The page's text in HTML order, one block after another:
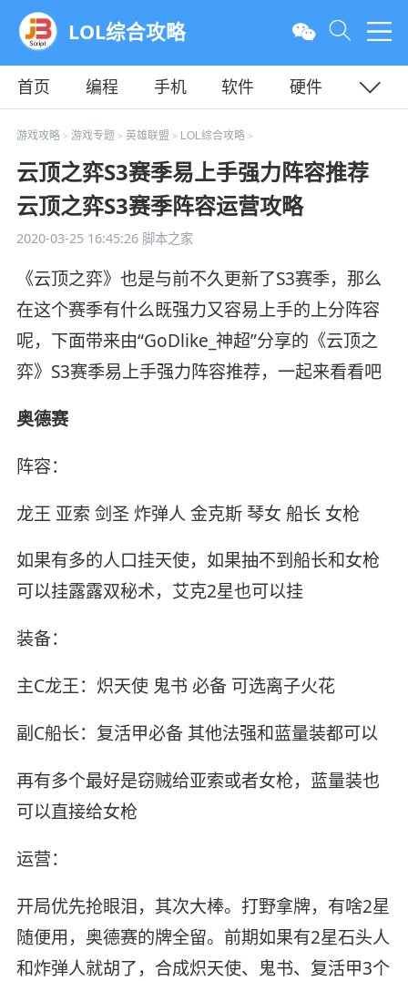
LOL综合攻略
首页 编程 手机 软件
硬件
教程
平面 服务器
游戏攻略> 游戏专题 > 英雄联盟 > LOL综合攻略>
云顶之弈S3赛季易上手强力阵容推荐
云顶之弈S3赛季阵容运营攻略
2020-03-25 16:45:26脚本之家
《云顶之弈》也是与前不久更新了S3赛季，那么
在这个赛季有什么既强力又容易上手的上分阵容
呢，下面带来由“GoDlike_神超”分享的《云顶之
弈》S3赛季易上手强力阵容推荐，一起来看看吧
奥德赛
阵容：
龙王 亚索 剑圣 炸弹人 金克斯 琴女 船长 女枪
如果有多的人口挂天使，如果抽不到船长和女枪
可以挂露露双秘术，艾克2星也可以挂
装备：
主C龙王：炽天使 鬼书 必备 可选离子火花
副C船长：复活甲必备 其他法强和蓝量装都可以
再有多个最好是窃贼给亚索或者女枪，蓝量装也
可以直接给女枪
运营：
开局优先抢眼泪，其次大棒。打野拿牌，有啥2星
随便用，奥德赛的牌全留。前期如果有2星石头人
和炸弹人就胡了，合成炽天使、鬼书、复活甲3个